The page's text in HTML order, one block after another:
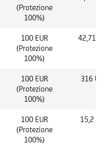
(Protezione
100%)
100 EUR
(Protezione
100%)
42,71
100 EUR
(Protezione
100%)
316
100 EUR
(Protezione
100%)
15,2